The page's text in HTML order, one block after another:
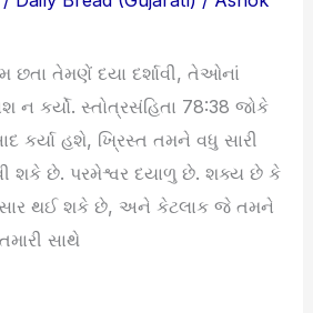
છતા તેમણેં દયા દર્શાવી, તેઓનાં
ન કર્યો. સ્તોત્રસંહિતા 78:38 જોકે
કર્યા હશે, ખ્રિસ્ત તમને વધુ સારી
શકે છે. પરમેશ્વર દયાળુ છે. શક્ય છે કે
પસાર થઈ શકે છે, અને કેટલાક જે તમને
સાથે